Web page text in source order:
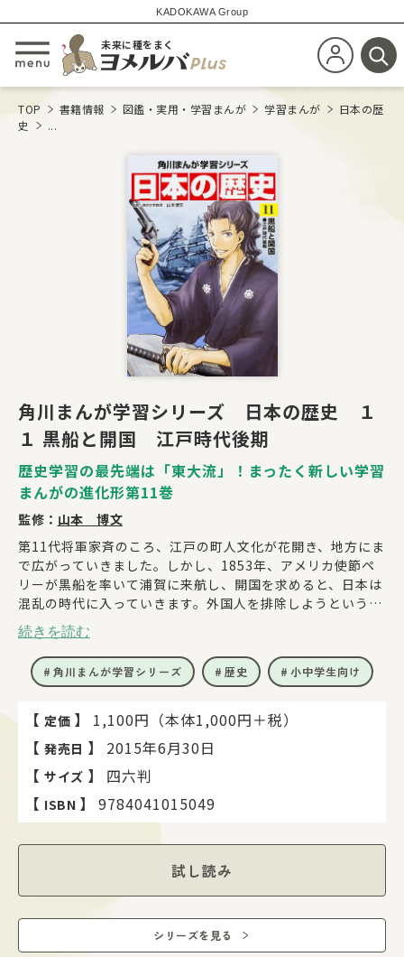
KADOKAWA Group
メニューを開閉する
未来に種をまく
新規会員登
検
TOP 書籍情報 図鑑・実用・学習まんが 学習まんが
日本の歴
史
...
角川まんが学習シリーズ 日本の歴史 １
１ 黒船と開国 江戸時代後期
歴史学習の最先端は「東大流」！まったく新しい学習
まんがの進化形第11巻
監修： 山本 博文
第11代将軍家斉のころ、江戸の町人文化が花開き、地方にま
で広がっていきました。しかし、1853年、アメリカ使節ペ
リーが黒船を率いて浦賀に来航し、開国を求めると、日本は
混乱の時代に入っていきます。外国人を排除しようという攘
夷の声は、天皇を尊ぶ尊王思想と結びつき、尊王攘夷運動が
盛んになります。大老 井伊直弼は、反対派を弾圧しますが、
桜田門外の変で倒れ、幕府の力は急速におとろえていきま
す。
【カバーイラスト／杉基イクラ まんが／石川 樹】
続きを読む
角川まんが学習シリーズ 歴史 小中学生向け
【 定価 】
1,100円（本体1,000円＋税）
【 発売日 】
2015年6月30日
【 サイズ 】
四六判
【 ISBN 】 9784041015049
試し読み
シリーズを見る